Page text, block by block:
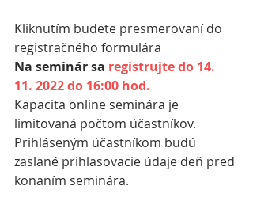
Kliknutím budete presmerovaní do
registračného formulára
Na seminár sa registrujte do 14.
11. 2022 do 16:00 hod.
Kapacita online seminára je
limitovaná počtom účastníkov.
Prihláseným účastníkom budú
zaslané prihlasovacie údaje deň pred
konaním seminára.